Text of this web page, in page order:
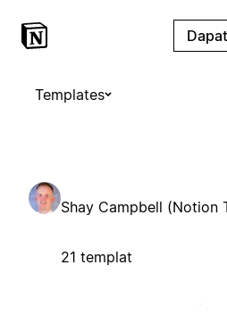
Templates
Shay Campbell (Notion
21 templat